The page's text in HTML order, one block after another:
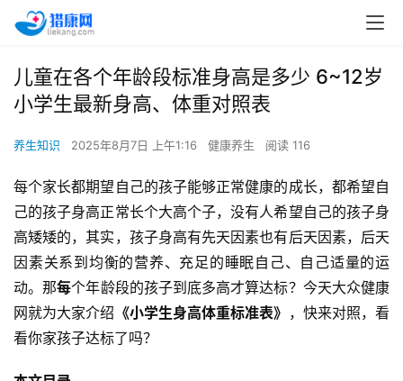
儿童在各个年龄段标准身高是多少 6~12岁
小学生最新身高、体重对照表
养生知识 2025年8月7日 上午1:16 健康养生 阅读 116
每个家长都期望自己的孩子能够正常健康的成长，都希望自
己的孩子身高正常长个大高个子，没有人希望自己的孩子身
高矮矮的，其实，孩子身高有先天因素也有后天因素，后天
因素关系到均衡的营养、充足的睡眠自己、自己适量的运
动。那每个年龄段的孩子到底多高才算达标？今天大众健康
网就为大家介绍 《小学生身高体重标准表》 ，快来对照，看
看你家孩子达标了吗？